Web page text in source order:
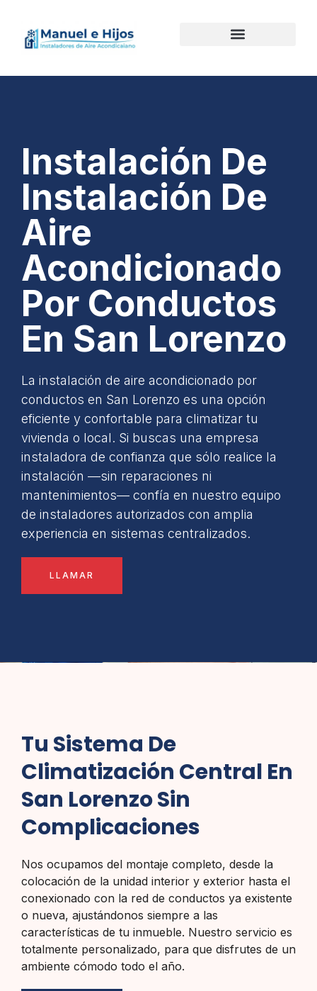
Instalación De
Instalación De
Aire
Acondicionado
Por Conductos
En San Lorenzo
La instalación de aire acondicionado por
conductos en San Lorenzo es una opción
eficiente y confortable para climatizar tu
vivienda o local. Si buscas una empresa
instaladora de confianza que sólo realice la
instalación —sin reparaciones ni
mantenimientos— confía en nuestro equipo
de instaladores autorizados con amplia
experiencia en sistemas centralizados.
LLAMAR
Tu Sistema De
Climatización Central En
San Lorenzo Sin
Complicaciones
Nos ocupamos del montaje completo, desde la
colocación de la unidad interior y exterior hasta el
conexionado con la red de conductos ya existente
o nueva, ajustándonos siempre a las
características de tu inmueble. Nuestro servicio es
totalmente personalizado, para que disfrutes de un
ambiente cómodo todo el año.